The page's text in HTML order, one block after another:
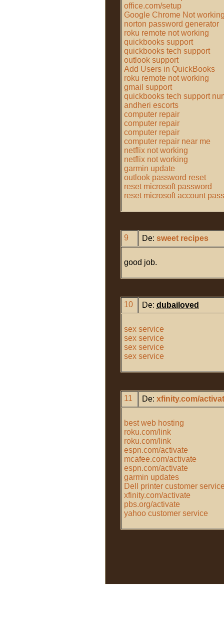
office.com/setup
Google Chrome Not
norton password generator
roku remote not working
quickbooks support
quickbooks tech support
outlook support
Add Users in QuickBooks
roku remote not working
gmail support
quickbooks tech support
andheri escorts
computer repair
computer repair
computer repair
computer repair near me
netflix not working
netflix not working
garmin update
outlook password reset
reset microsoft password
reset microsoft account
9 De: sweet recipes
good job.
10 De: dubailoved
sex service
sex service
sex service
sex service
11 De: xfinity.com/
best web hosting
roku.com/link
roku.com/link
espn.com/activate
mcafee.com/activate
espn.com/activate
garmin updates
Dell printer customer
xfinity.com/activate
pbs.org/activate
yahoo customer service